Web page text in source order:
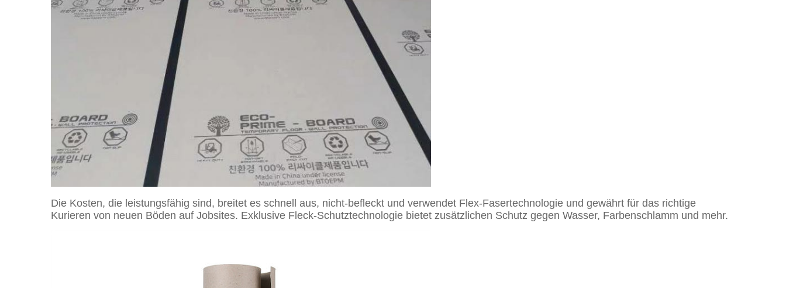
Die Kosten, die leistungsfähig sind, breitet es schnell aus, nicht-befleckt und verwendet Flex-Fasertechnologie und gewährt für das richtige
Kurieren von neuen Böden auf Jobsites. Exklusive Fleck-Schutztechnologie bietet zusätzlichen Schutz gegen Wasser, Farbenschlamm und mehr.